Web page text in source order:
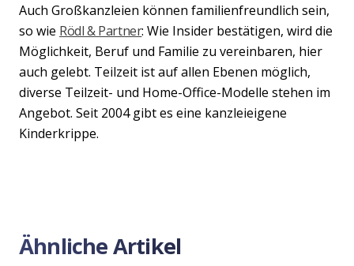
Auch Großkanzleien können familienfreundlich sein,
so wie Rödl & Partner: Wie Insider bestätigen, wird die
Möglichkeit, Beruf und Familie zu vereinbaren, hier
auch gelebt. Teilzeit ist auf allen Ebenen möglich,
diverse Teilzeit- und Home-Office-Modelle stehen im
Angebot. Seit 2004 gibt es eine kanzleieigene
Kinderkrippe.
Ähnliche Artikel